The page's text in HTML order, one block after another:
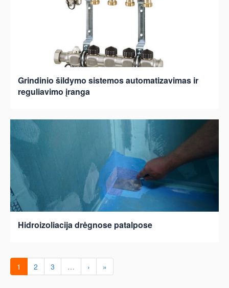
Grindinio šildymo sistemos automatizavimas ir
reguliavimo įranga
Hidroizoliacija drėgnose patalpose
1 2 3 … › »